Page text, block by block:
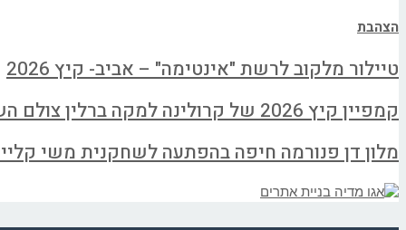
הצהבת
טיילור מלקוב לרשת "אינטימה" – אביב- קיץ 2026
קמפיין קיץ 2026 של קרולינה למקה ברלין צולם השבוע
מלון דן פנורמה חיפה בהפתעה לשחקנית משי